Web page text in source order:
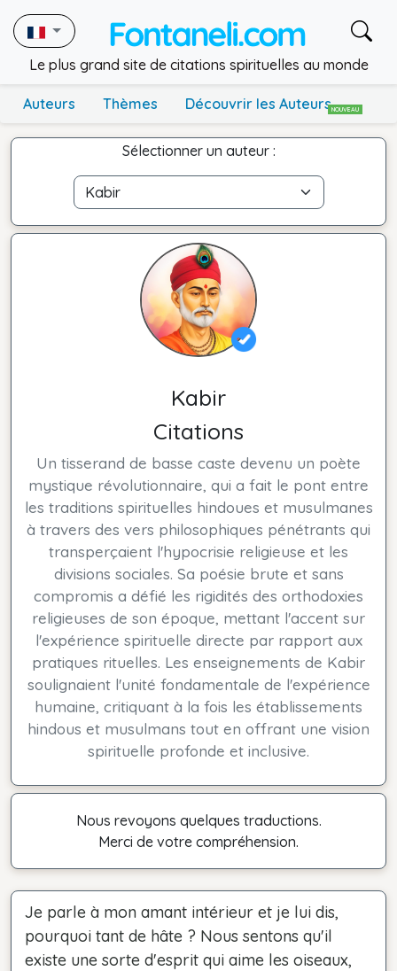
Le plus grand site de citations spirituelles au monde
Auteurs Thèmes Découvrir les AuteursNOUVEAU
Sélectionner un auteur :
Kabir
Citations
Un tisserand de basse caste devenu un poète
mystique révolutionnaire, qui a fait le pont entre
les traditions spirituelles hindoues et musulmanes
à travers des vers philosophiques pénétrants qui
transperçaient l'hypocrisie religieuse et les
divisions sociales. Sa poésie brute et sans
compromis a défié les rigidités des orthodoxies
religieuses de son époque, mettant l'accent sur
l'expérience spirituelle directe par rapport aux
pratiques rituelles. Les enseignements de Kabir
soulignaient l'unité fondamentale de l'expérience
humaine, critiquant à la fois les établissements
hindous et musulmans tout en offrant une vision
spirituelle profonde et inclusive.
Nous revoyons quelques traductions.
Merci de votre compréhension.
Je parle à mon amant intérieur et je lui dis,
pourquoi tant de hâte ? Nous sentons qu'il
existe une sorte d'esprit qui aime les oiseaux,